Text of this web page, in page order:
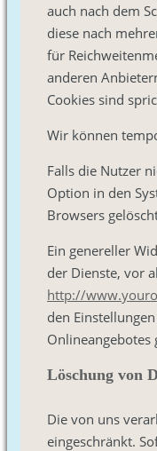
auch nach dem
diese nach
für
anderen
Cookies sind
Wir können
Falls die Nutzer
Option in den
Browsers
Ein genereller
der Dienste, vor
http://
den
Onlineangebotes
Löschung von
Die von uns
eingeschränkt.